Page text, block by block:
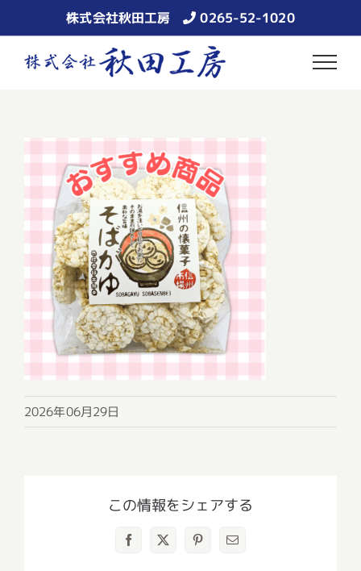
to
content
株式会社秋田工房 0265-52-1020
2026年06月29日
この情報をシェアする
Facebook
X Pinterest
電